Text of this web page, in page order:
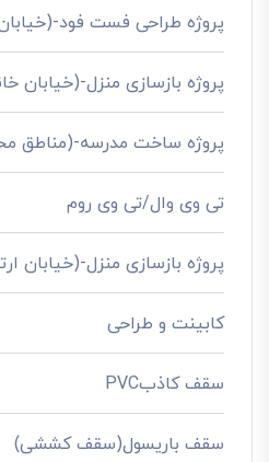
پروژه طراحی فست فود-(خیابان
پروژه بازسازی منزل-(خیابان
پروژه ساخت مدرسه-(مناطق
تی وی وال/تی وی روم
پروژه بازسازی منزل-(خیابان
کابینت و طراحی
سقف کاذبPVC
سقف باریسول(سقف کششی)